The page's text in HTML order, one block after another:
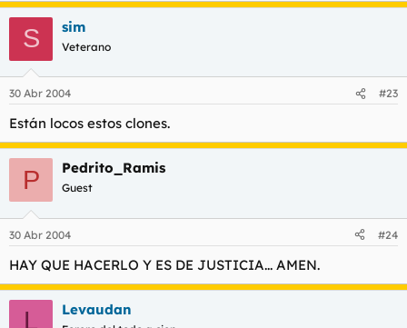
bendecir.
S sim
Veterano
30 Abr 2004 #23
Están locos estos clones.
P Pedrito_Ramis
Guest
30 Abr 2004 #24
HAY QUE HACERLO Y ES DE JUSTICIA... AMEN.
L Levaudan